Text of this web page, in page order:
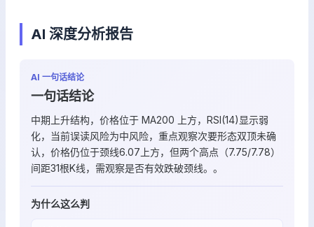
AI 深度分析报告
AI 一句话结论
一句话结论
中期上升结构，价格位于 MA200 上方，RSI(14)显示弱
化，当前误读风险为中风险，重点观察次要形态双顶未确
认，价格仍位于颈线6.07上方，但两个高点（7.75/7.78）
间距31根K线，需观察是否有效跌破颈线。。
为什么这么判